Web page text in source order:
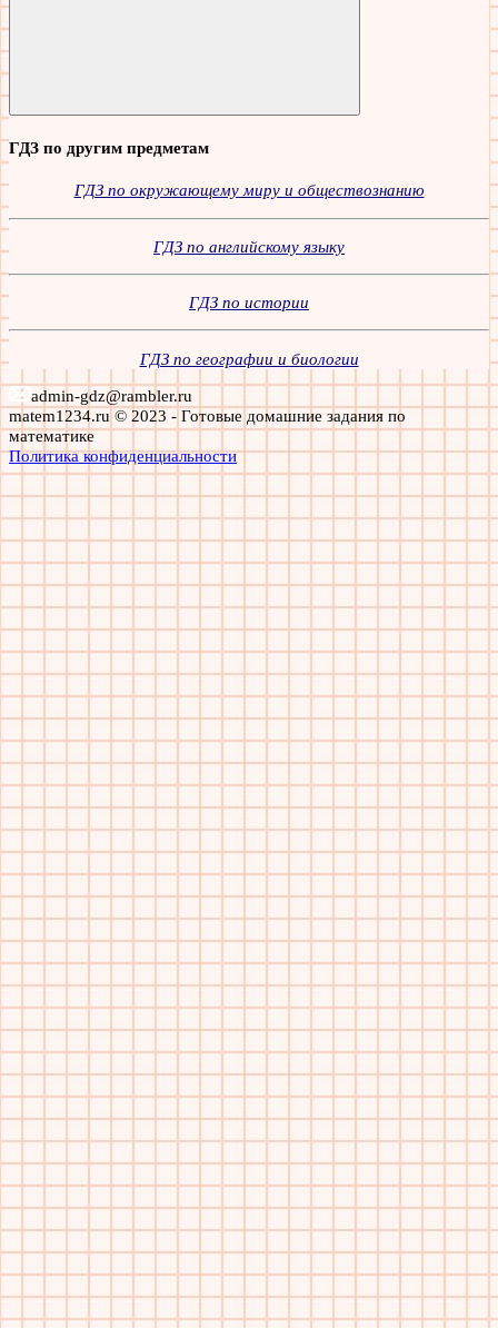
Поиск
ГДЗ по другим предметам
ГДЗ по окружающему миру и обществознанию
ГДЗ по английскому языку
ГДЗ по истории
ГДЗ по географии и биологии
admin-gdz@rambler.ru
matem1234.ru © 2023 - Готовые домашние задания по
математике
Политика конфиденциальности